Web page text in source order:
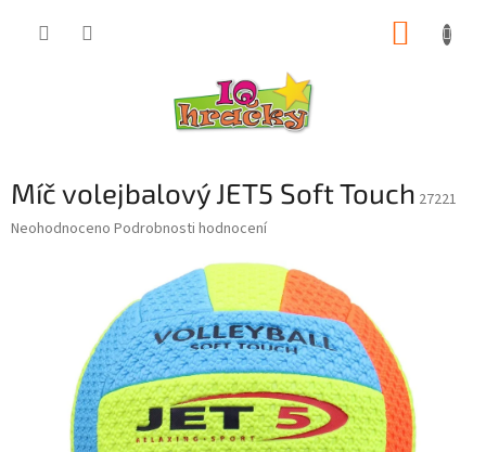
Míč volejbalový JET5 Soft Touch 27221
Průměrné
hvězdiček.
Neohodnoceno Podrobnosti hodnocení